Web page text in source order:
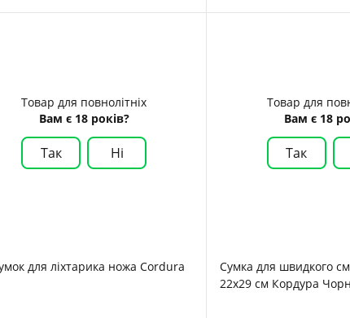
Товар для повнолітніх
Вам є 18 років?
Так Ні
для ліхтарика ножа Cordura
Товар для
Вам є 18
Так
Сумка для швидкого
22х29 см Кордура